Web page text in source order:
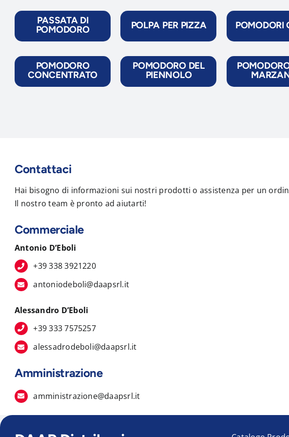
PASSATA DI
POMODORO
POLPA PER PIZZA POMODORI
POMODORO
CONCENTRATO
POMODORO DEL
PIENNOLO
Contattaci
Hai bisogno di informazioni sui nostri prodotti o assistenza per un
Il nostro team è pronto ad aiutarti!
Commerciale
Antonio D’Eboli
+39 338 3921220
antoniodeboli@daapsrl.it
Alessandro D’Eboli
+39 333 7575257
alessadrodeboli@daapsrl.it
Amministrazione
amministrazione@daapsrl.it